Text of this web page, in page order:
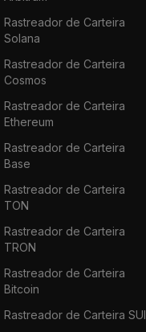
Rastreador de Carteira
Solana
Rastreador de Carteira
Cosmos
Rastreador de Carteira
Ethereum
Rastreador de Carteira
Base
Rastreador de Carteira
TON
Rastreador de Carteira
TRON
Rastreador de Carteira
Bitcoin
Rastreador de Carteira SUI